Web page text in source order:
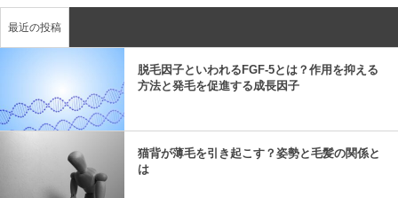
最近の投稿
脱毛因子といわれるFGF-5とは？作用を抑える
方法と発毛を促進する成長因子
猫背が薄毛を引き起こす？姿勢と毛髪の関係と
は